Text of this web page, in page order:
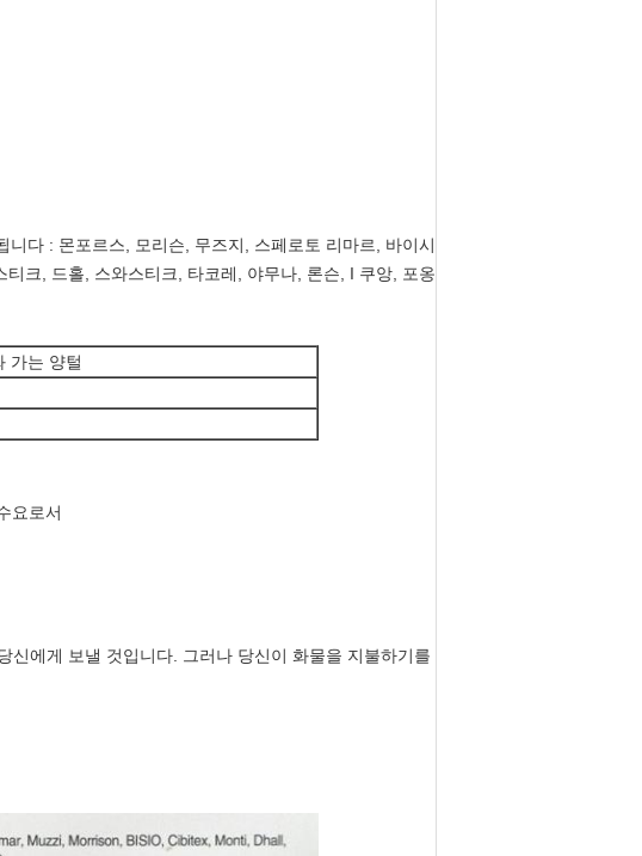
다 : 몬포르스, 모리슨, 무즈지, 스페로토 리마르, 바이시
크, 드홀, 스와스티크, 타코레, 야무나, 론슨, I 쿠앙, 포옹
가는 양털
요로서
에게 보낼 것입니다. 그러나 당신이 화물을 지불하기를